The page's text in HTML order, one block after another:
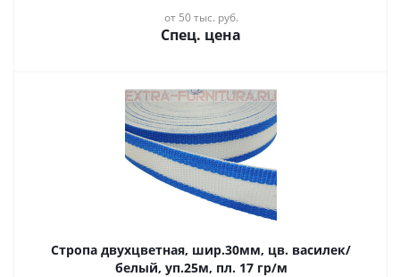
от 50 тыс. руб.
Спец. цена
Стропа двухцветная, шир.30мм, цв. василек/
белый, уп.25м, пл. 17 гр/м